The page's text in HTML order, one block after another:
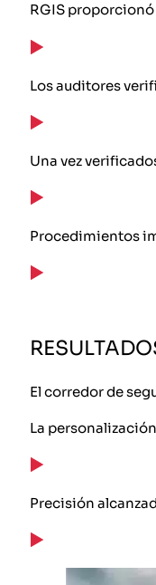
RGIS
Los auditores
Una vez
Procedimientos
El corredor de
La
Precisión